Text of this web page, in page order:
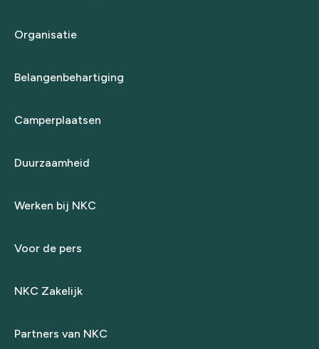
Organisatie
Belangenbehartiging
Camperplaatsen
Duurzaamheid
Werken bij NKC
Voor de pers
NKC Zakelijk
Partners van NKC